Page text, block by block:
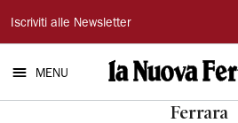
La
Nuova
Ferrara
Iscriviti alle Newsletter
MENU
Ferrara